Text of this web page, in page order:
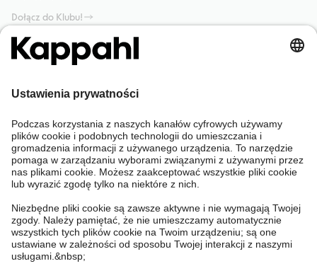
Dołącz do Klubu!
Potrzebujesz pomocy?
Sklep internetowy
Częste pytania
Twoje zamówienie
Kappahl Club
Mój profil
Kappahl Club
O nas
O Kappahl Group